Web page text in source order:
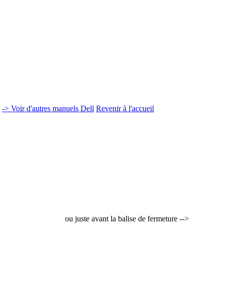
-> Voir d'autres manuels Dell Revenir à l'accueil
ou juste avant la balise de fermeture -->